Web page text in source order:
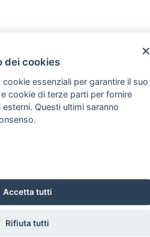
×
dei cookies
essenziali per garantire il suo
cookie di terze parti per fornire
Questi ultimi saranno
Accetta tutti
Rifiuta tutti